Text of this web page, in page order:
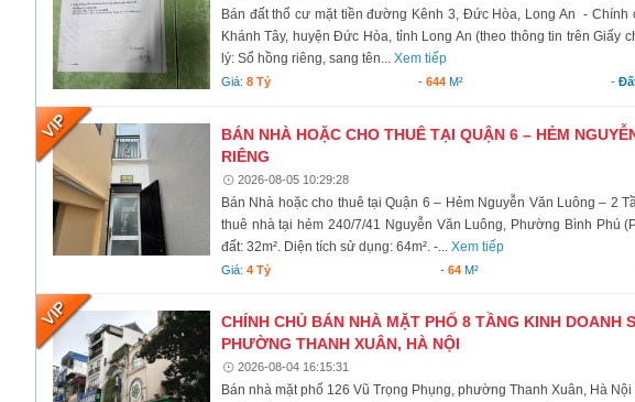
Bán đất thổ cư mặt tiền đường Kênh 3, Đức Hòa, Long An -
Khánh Tây, huyện Đức Hòa, tỉnh Long An (theo thông tin trên Giấy
lý: Sổ hồng riêng, sang tên... Xem tiếp
Giá: 8 Tỷ - 644M² -
BÁN NHÀ HOẶC CHO THUÊ TẠI QUẬN 6 – HẺM
RIÊNG
2026-08-05 10:29:28
Bán Nhà hoặc cho thuê tại Quận 6 – Hẻm Nguyễn Văn Luông – 2
thuê nhà tại hẻm 240/7/41 Nguyễn Văn Luông, Phường Bình Phú
đất: 32m². Diện tích sử dụng: 64m². -... Xem tiếp
Giá: 4 Tỷ -64 M²
CHÍNH CHỦ BÁN NHÀ MẶT PHỐ 8 TẦNG KINH DOANH
PHƯỜNG THANH XUÂN, HÀ NỘI
2026-08-04 16:15:31
Bán nhà mặt phố 126 Vũ Trọng Phụng, phường Thanh Xuân, Hà